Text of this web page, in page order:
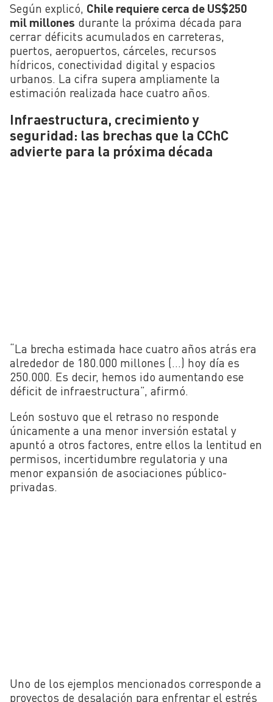
Según explicó, Chile requiere cerca de US$250
mil millones durante la próxima década para
cerrar déficits acumulados en carreteras,
puertos, aeropuertos, cárceles, recursos
hídricos, conectividad digital y espacios
urbanos. La cifra supera ampliamente la
estimación realizada hace cuatro años.
Infraestructura, crecimiento y
seguridad: las brechas que la CChC
advierte para la próxima década
“La brecha estimada hace cuatro años atrás era
alrededor de 180.000 millones (…) hoy día es
250.000. Es decir, hemos ido aumentando ese
déficit de infraestructura”, afirmó.
León sostuvo que el retraso no responde
únicamente a una menor inversión estatal y
apuntó a otros factores, entre ellos la lentitud en
permisos, incertidumbre regulatoria y una
menor expansión de asociaciones público-
privadas.
Uno de los ejemplos mencionados corresponde a
proyectos de desalación para enfrentar el estrés